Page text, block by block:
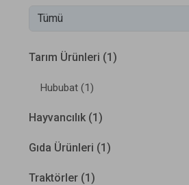
Tarım Ürünleri (1)
Hububat (1)
Hayvancılık (1)
Gıda Ürünleri (1)
Traktörler (1)